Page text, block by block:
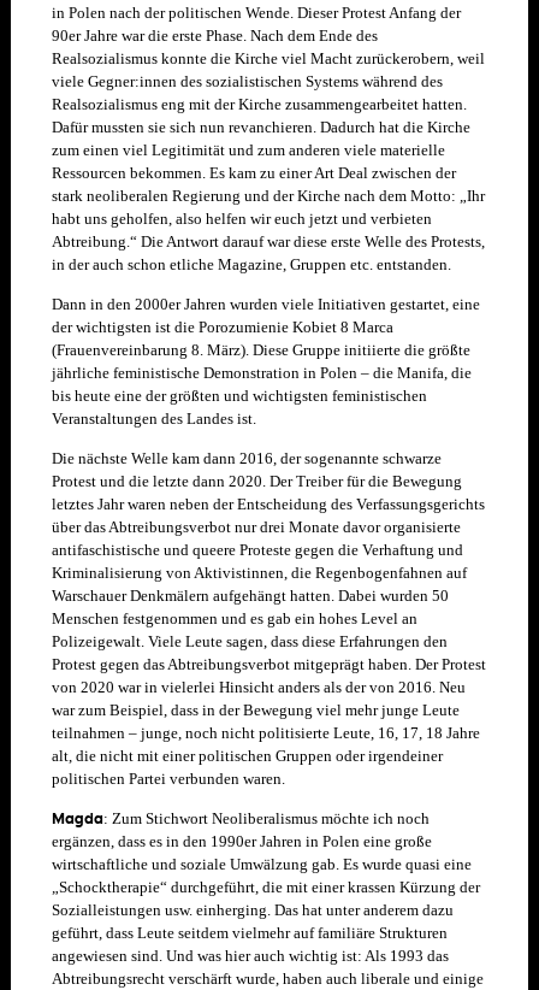
in Polen nach der politischen Wende. Dieser Protest Anfang der
90er Jahre war die erste Phase.Nach dem Ende des
Realsozialismus konnte die Kirche viel Macht zurückerobern, weil
viele Gegner:innen des sozialistischen Systems während des
Realsozialismus eng mit der Kirche zusammengearbeitet hatten.
Dafür mussten sie sich nun revanchieren. Dadurch hat die Kirche
zum einen viel Legitimität und zum anderen viele materielle
Ressourcen bekommen. Es kam zu einer Art Deal zwischen der
stark neoliberalen Regierung und der Kirche nach dem Motto: „Ihr
habt uns geholfen, also helfen wir euch jetzt und verbieten
Abtreibung.“ Die Antwort darauf war diese erste Welle des Protests,
in der auch schon etliche Magazine, Gruppen etc. entstanden.
Dann in den 2000er Jahren wurden viele Initiativen gestartet, eine
der wichtigsten ist die Porozumienie Kobiet 8 Marca
(Frauenvereinbarung 8. März). Diese Gruppe initiierte die größte
jährliche feministische Demonstration in Polen– die Manifa, die
bis heute eine der größten und wichtigsten feministischen
Veranstaltungen des Landes ist.
Die nächste Welle kam dann 2016, der sogenannte schwarze
Protest und die letzte dann 2020. Der Treiber für die Bewegung
letztes Jahr waren neben der Entscheidung des Verfassungsgerichts
über das Abtreibungsverbot nur drei Monate davor organisierte
antifaschistische und queere Proteste gegen die Verhaftung und
Kriminalisierung von Aktivistinnen, die Regenbogenfahnen auf
Warschauer Denkmälern aufgehängt hatten. Dabei wurden 50
Menschen festgenommen und es gab ein hohes Level an
Polizeigewalt. Viele Leute sagen, dass diese Erfahrungen den
Protest gegen das Abtreibungsverbot mitgeprägt haben. Der Protest
von 2020 war in vielerlei Hinsicht anders als der von 2016. Neu
war zum Beispiel, dass in der Bewegung viel mehr junge Leute
teilnahmen – junge, noch nicht politisierte Leute, 16, 17, 18 Jahre
alt, die nicht mit einer politischen Gruppen oder irgendeiner
politischen Partei verbunden waren.
Magda: Zum Stichwort Neoliberalismus möchte ich noch
ergänzen, dass es in den 1990er Jahren in Polen eine große
wirtschaftliche und soziale Umwälzung gab. Es wurde quasi eine
„Schocktherapie“ durchgeführt, die mit einer krassen Kürzung der
Sozialleistungen usw. einherging. Das hat unter anderem dazu
geführt, dass Leute seitdem vielmehr auf familiäre Strukturen
angewiesen sind. Und was hier auch wichtig ist: Als 1993 das
Abtreibungsrecht verschärft wurde, haben auch liberale und einige